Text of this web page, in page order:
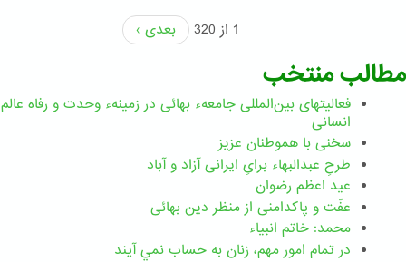
1 از 320
بعدی ›
مطالب منتخب
فعالیتهای بین‌المللی جامعهء بهائی در زمینهء وحدت و رفاه عالم
انسانی
سخنی با هموطنان عزیز
طرحِ عبدالبهاء برایِ ایرانی آزاد و آباد
عید اعظم رضوان
عفّت و پاکدامنی از منظر دین بهائی
محمد: خاتم انبیاء
در تمام امور مهم،‌ زنان به حساب نمي آيند